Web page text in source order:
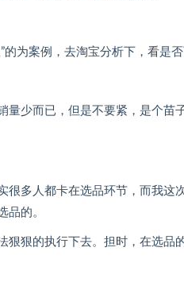
为案例，去淘宝分析下，看是否
量少而已，但是不要紧，是个苗
很多人都卡在选品环节，而我这
品的。
狠狠的执行下去。担时，在选品